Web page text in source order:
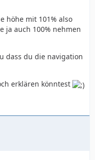
höhe mit 101% also
ja auch 100% nehmen
dass du die navigation
erklären könntest